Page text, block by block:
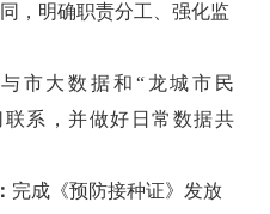
，明确职责分工、强化监
与市大数据和“龙城市民
系，并做好日常数据共
完成《预防接种证》发放